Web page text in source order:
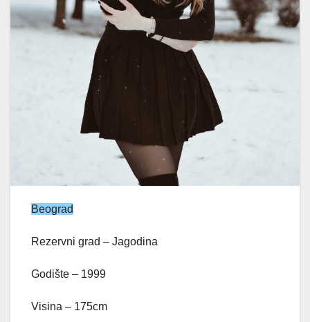
Beograd
Rezervni grad – Jagodina
Godište – 1999
Visina – 175cm